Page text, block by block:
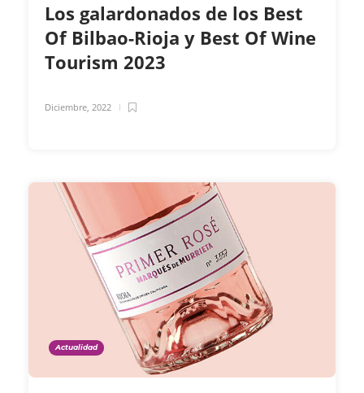
Los galardonados de los Best
Of Bilbao-Rioja y Best Of Wine
Tourism 2023
Diciembre, 2022
Actualidad